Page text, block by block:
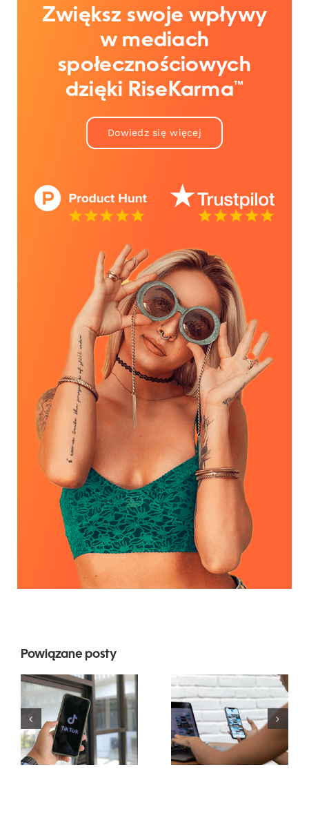
Zwiększ swoje wpływy
w mediach
społecznościowych
dzięki RiseKarma™
Dowiedz się więcej
Powiązane posty
Maksymalizacja
zasięgu:
Skuteczne
narzędzia
do publikacji
międzyplatformowych
platformy
do
znalezienia
pomysłów
na UGC
(treści